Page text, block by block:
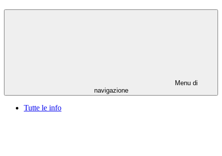
Menu di
navigazione
Tutte le info